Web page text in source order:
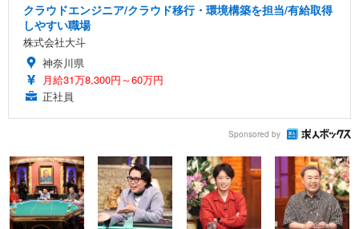
クラウドエンジニア/クラウド移行・環境構築を担当/有給取得
しやすい職場
株式会社大斗
神奈川県
月給31万8,300円～60万円
正社員
Sponsored by